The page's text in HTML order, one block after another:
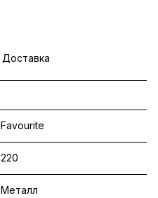
Доставка
Favourite
220
Металл